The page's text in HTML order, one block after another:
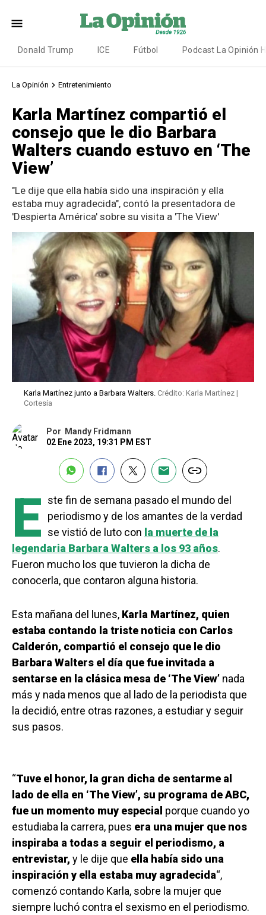
Donald Trump ICE Fútbol Podcast La Opinión
La Opinión Entretenimiento
Karla Martínez compartió el
consejo que le dio Barbara
Walters cuando estuvo en ‘The
View’
"Le dije que ella había sido una inspiración y ella
estaba muy agradecida", contó la presentadora de
'Despierta América' sobre su visita a 'The View'
Karla Martínez junto a Barbara Walters. Crédito: Karla Martínez |
Cortesía
Por Mandy Fridmann
02 Ene 2023, 19:31 PM EST
E ste fin de semana pasado el mundo del
periodismo y de los amantes de la verdad
se vistió de luto con la muerte de la
legendaria Barbara Walters a los 93 años.
Fueron mucho los que tuvieron la dicha de
conocerla, que contaron alguna historia.
Esta mañana del lunes, Karla Martínez, quien
estaba contando la triste noticia con Carlos
Calderón, compartió el consejo que le dio
Barbara Walters el día que fue invitada a
sentarse en la clásica mesa de ‘The View’ nada
más y nada menos que al lado de la periodista que
la decidió, entre otras razones, a estudiar y seguir
sus pasos.
“Tuve el honor, la gran dicha de sentarme al
lado de ella en ‘The View’, su programa de ABC,
fue un momento muy especial porque cuando yo
estudiaba la carrera, pues era una mujer que nos
inspiraba a todas a seguir el periodismo, a
entrevistar, y le dije que ella había sido una
inspiración y ella estaba muy agradecida“,
comenzó contando Karla, sobre la mujer que
siempre luchó contra el sexismo en el periodismo.